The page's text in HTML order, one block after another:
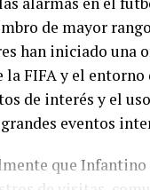
de mayor
han iniciado una
FIFA y el
de interés y el
eventos
que Infantino